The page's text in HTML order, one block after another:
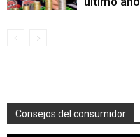
Consejos del consumidor